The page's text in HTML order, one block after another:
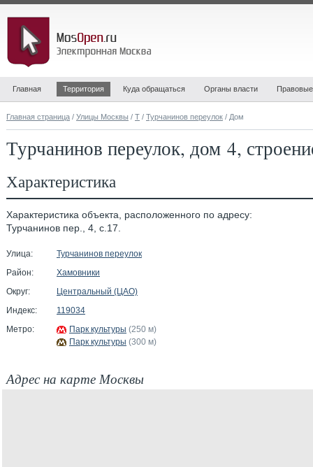
Главная Территория Куда обращаться Органы власти
Главная страница / Улицы Москвы / Т / Турчанинов переулок / Дом
Турчанинов переулок, дом 4,
Характеристика
Характеристика объекта, расположенного по адресу:
Турчанинов пер., 4, с.17.
Улица:
Турчанинов переулок
Район:
Хамовники
Округ:
Центральный (ЦАО)
Индекс:
119034
Метро:
Парк культуры (250 м)
Парк культуры (300 м)
Адрес на карте Москвы